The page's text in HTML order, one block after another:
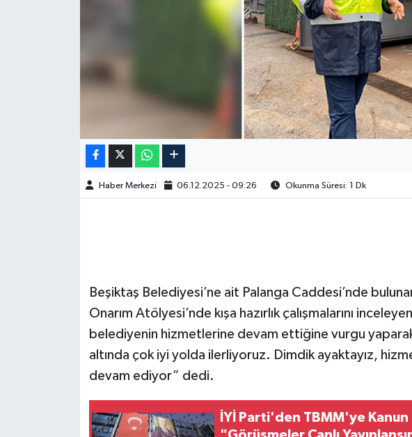
Haber Merkezi 06.12.2025 - 09:26 Okunma Süresi: 1 Dk
Beşiktaş Belediyesi’ne ait Palanga Caddesi’nde
Onarım Atölyesi’nde kışa hazırlık çalışmalarını
belediyenin hizmetlerine devam ettiğine vurgu
altında çok iyi yolda ilerliyoruz. Dimdik ayaktayız,
devam ediyor” dedi.
İYİ Parti'den TBMM'ye